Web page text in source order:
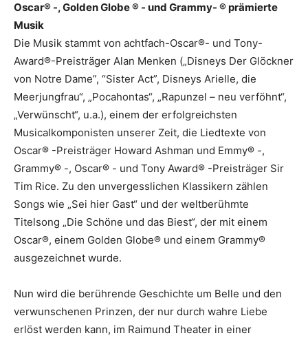
Oscar® -, Golden Globe ® - und Grammy- ® prämierte
Musik
Die Musik stammt von achtfach-Oscar®- und Tony-
Award®-Preisträger Alan Menken („Disneys Der Glöckner
von Notre Dame”, “Sister Act”, Disneys Arielle, die
Meerjungfrau“, „Pocahontas“, „Rapunzel – neu verföhnt“,
„Verwünscht“, u.a.), einem der erfolgreichsten
Musicalkomponisten unserer Zeit, die Liedtexte von
Oscar® -Preisträger Howard Ashman und Emmy® -,
Grammy® -, Oscar® - und Tony Award® -Preisträger Sir
Tim Rice. Zu den unvergesslichen Klassikern zählen
Songs wie „Sei hier Gast“ und der weltberühmte
Titelsong „Die Schöne und das Biest“, der mit einem
Oscar®, einem Golden Globe® und einem Grammy®
ausgezeichnet wurde.
Nun wird die berührende Geschichte um Belle und den
verwunschenen Prinzen, der nur durch wahre Liebe
erlöst werden kann, im Raimund Theater in einer